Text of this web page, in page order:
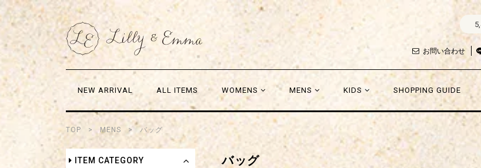
お問い合わせ
NEW ARRIVAL ALL ITEMS WOMENS MENS KIDS SHOPPING GUIDE
TOP MENS バッグ
バッグ
ITEM CATEGORY